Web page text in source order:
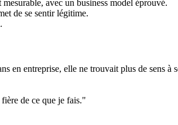
avec un business model éprouvé.
de se sentir légitime.
en entreprise, elle ne trouvait plus de sens
de ce que je fais."